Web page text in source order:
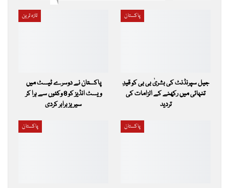
تازہ ترین
پاکستان نے دوسرے ٹیسٹ میں
ویسٹ انڈیز کو 8 وکٹوں سے ہرا کر
سیریز برابر کردی
پاکستان
جیل سپرنڈنٹ کی بشریٰ بی بی کو قیدِ
تنہائی میں رکھنے کے الزامات کی
تردید
پاکستان پاکستان